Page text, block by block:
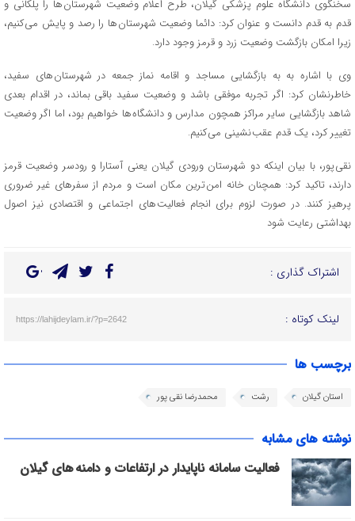
سخنگوی دانشگاه علوم پزشکی گیلان، طرح اعلام وضعیت شهرستان ها را پلکانی و
قدم به قدم دانست و عنوان کرد: دائما وضعیت شهرستان ها را رصد و پایش می کنیم،
زیرا امکان بازگشت وضعیت زرد و قرمز وجود دارد.
وی با اشاره به به بازگشایی مساجد و اقامه نماز جمعه در شهرستان های سفید،
خاطرنشان کرد: اگر تجربه موفقی باشد و وضعیت سفید باقی بماند، در اقدام بعدی
شاهد بازگشایی سایر مراکز همچون مدارس و دانشگاه ها خواهیم بود، اما اگر وضعیت
تغییر کرد، یک قدم عقب نشینی می کنیم.
نقی پور، با بیان اینکه دو شهرستان ورودی گیلان یعنی آستارا و رودسر وضعیت قرمز
دارند، تاکید کرد: همچنان خانه امن ترین مکان است و مردم از سفرهای غیر ضروری
پرهیز کنند. در صورت لزوم برای انجام فعالیت های اجتماعی و اقتصادی نیز اصول
بهداشتی رعایت شود
اشتراک گذاری :
لینک کوتاه : https://lahijdeylam.ir/?p=2642
برچسب ها
استان گیلان رشت محمدرضا نقی پور
نوشته های مشابه
فعالیت سامانه ناپایدار در ارتفاعات و دامنه های گیلان